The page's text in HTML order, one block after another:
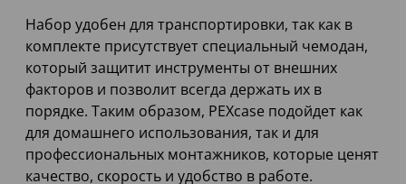
Набор удобен для транспортировки, так как в
комплекте присутствует специальный чемодан,
который защитит инструменты от внешних
факторов и позволит всегда держать их в
порядке. Таким образом, PEXcase подойдет как
для домашнего использования, так и для
профессиональных монтажников, которые ценят
качество, скорость и удобство в работе.